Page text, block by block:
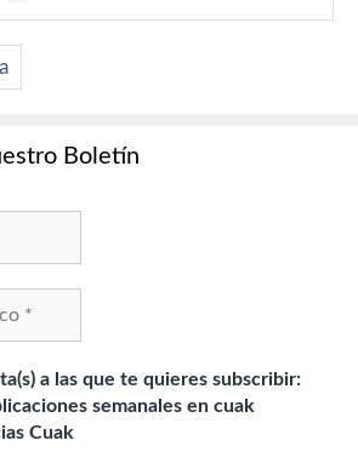
Boletín
a las que te quieres subscribir:
semanales en cuak
Cuak